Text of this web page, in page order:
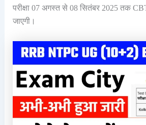
परीक्षा 07 अगस्त से 08 सितंबर 2025 तक
जाएगी।